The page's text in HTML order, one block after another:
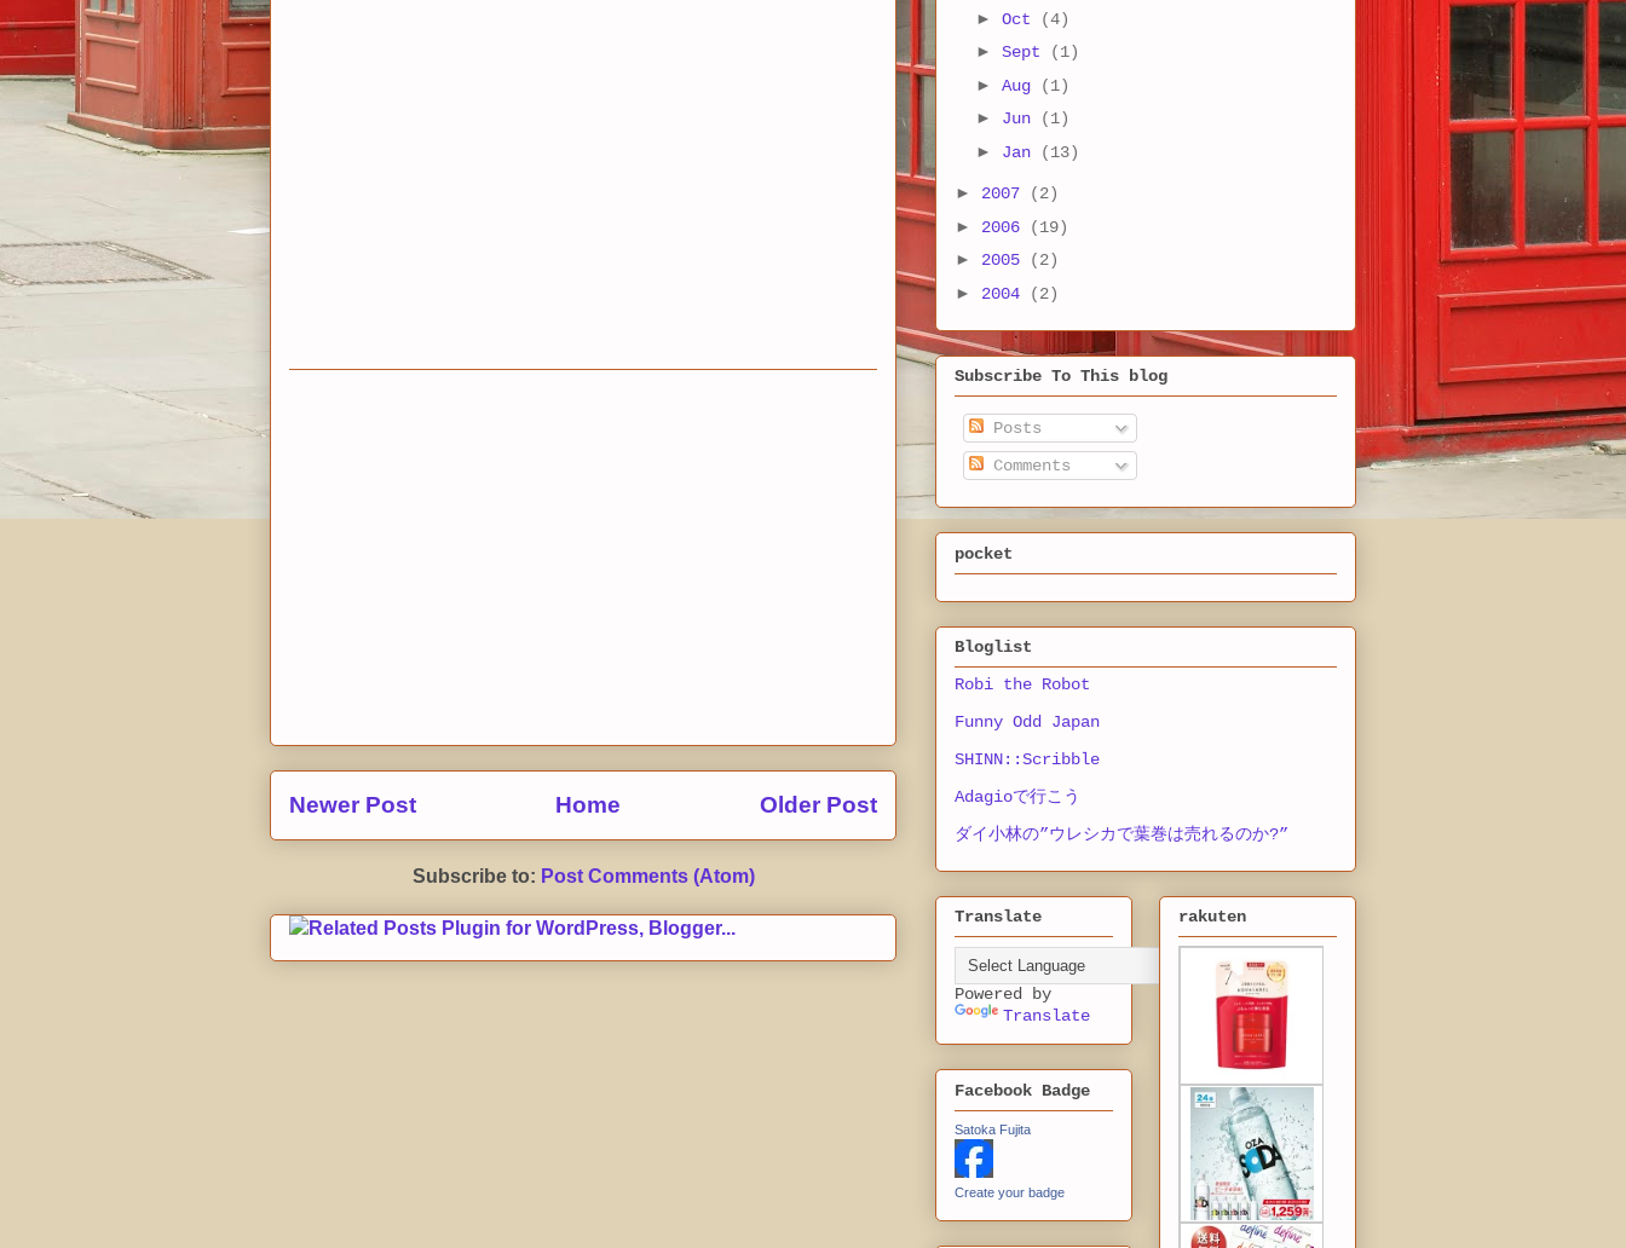
Newer Post Older Post
Home
Subscribe to: Post Comments (Atom)
► Oct
(4)
► Sept
(1)
► Aug
(1)
► Jun
(1)
► Jan (13)
► 2007
(2)
► 2006
(19)
► 2005
(2)
► 2004 (2)
Subscribe To This blog
Posts
Comments
pocket
Bloglist
Robi the Robot
Funny Odd Japan
SHINN::Scribble
Adagioで行こう
ダイ小林の”ウレシカで葉巻は売れるのか?”
Translate
Powered by
Translate
Facebook Badge
Satoka Fujita
Create your badge
rakuten